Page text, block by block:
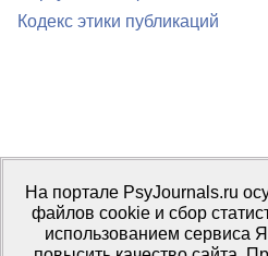
Кодекс этики публикаций
Портал психологических изданий
Правила использования материалов
Свидетельство регистрации СМИЭл
2016 г.
На портале PsyJournals.ru
файлов cookie и сбор
использованием сервиса